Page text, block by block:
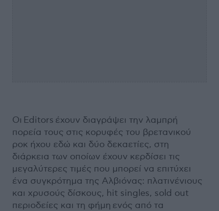
Οι Editors έχουν διαγράψει την λαμπρή
πορεία τους στις κορυφές του βρετανικού
ροκ ήχου εδώ και δύο δεκαετίες, στη
διάρκεια των οποίων έχουν κερδίσει τις
μεγαλύτερες τιμές που μπορεί να επιτύχει
ένα συγκρότημα της Αλβιόνας: πλατινένιους
και χρυσούς δίσκους, hit singles, sold out
περιοδείες και τη φήμη ενός από τα